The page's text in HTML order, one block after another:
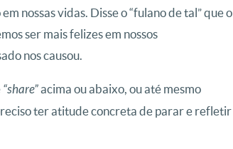
nossas vidas. Disse o “fulano de tal” que o
ser mais felizes em nossos
nos causou.
“share”acima ou abaixo, ou até mesmo
ter atitude concreta de parar e refletir